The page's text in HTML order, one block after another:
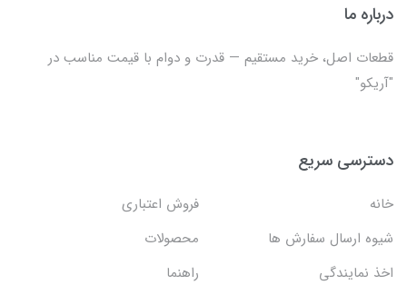
درباره ما
قطعات اصل، خرید مستقیم — قدرت و دوام با قیمت مناسب در
"آریکو"
دسترسی سریع
خانه
فروش اعتباری
شیوه ارسال سفارش ها
محصولات
اخذ نمایندگی
راهنما